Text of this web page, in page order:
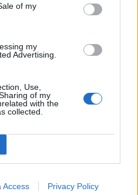
of my
my
Advertising.
Use,
of my
with the
collected.
Access Privacy Policy
ai giornalisti